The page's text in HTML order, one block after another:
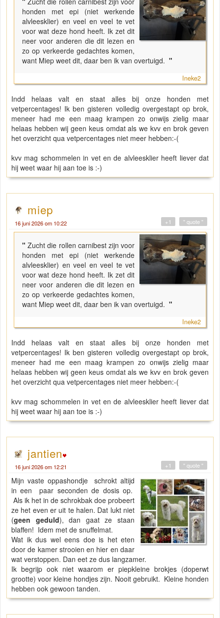
honden met epi (niet werkende
alvleesklier) en veel en veel te vet
voor wat deze hond heeft. Ik zet dit
neer voor anderen die dit lezen en
zo op verkeerde gedachtes komen,
want Miep weet dit, daar ben ik van overtuigd. "
Ineke2
Indd helaas valt en staat alles bij onze honden met
vetpercentages! Ik ben gisteren volledig overgestapt op brok,
meneer had me een maag krampen zo onwijs zielig maar
helaas hebben wij geen keus omdat als we kvv en brok geven
het overzicht qua vetpercentages niet meer hebben:-(
kvv mag schommelen in vet en de alvleesklier heeft liever dat
hij weet waar hij aan toe is :-)
miep
16 juni 2026 om 10:22 " quote "
+1
"Zucht die rollen carnibest zijn voor
honden met epi (niet werkende
alvleesklier) en veel en veel te vet
voor wat deze hond heeft. Ik zet dit
neer voor anderen die dit lezen en
zo op verkeerde gedachtes komen,
want Miep weet dit, daar ben ik van overtuigd. "
Ineke2
Indd helaas valt en staat alles bij onze honden met
vetpercentages! Ik ben gisteren volledig overgestapt op brok,
meneer had me een maag krampen zo onwijs zielig maar
helaas hebben wij geen keus omdat als we kvv en brok geven
het overzicht qua vetpercentages niet meer hebben:-(
kvv mag schommelen in vet en de alvleesklier heeft liever dat
hij weet waar hij aan toe is :-)
jantien
16 juni 2026 om 12:21 " quote "
+1
Mijn vaste oppashondje schrokt altijd
in een paar seconden de dosis op.
Als ik het in de schrokbak doe probeert
ze het even er uit te halen. Dat lukt niet
(geen geduld), dan gaat ze staan
blaffen! Idem met de snuffelmat.
Wat ik dus wel eens doe is het eten
door de kamer strooien en hier en daar
wat verstoppen. Dan eet ze dus langzamer.
Ik begrijp ook niet waarom er piepkleine brokjes (doperwt
grootte) voor kleine hondjes zijn. Nooit gebruikt. Kleine honden
hebben ook gewoon tanden.